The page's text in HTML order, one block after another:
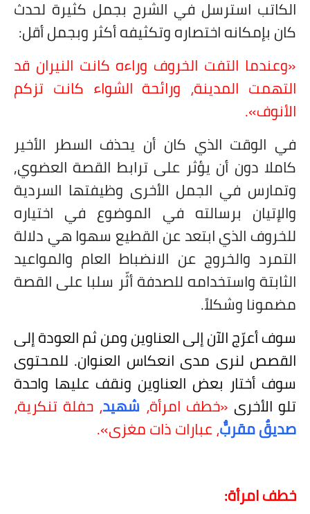
الكاتب استرسل في الشرح بجمل كثيرة لحدث
كان بإمكانه اختصاره وتكثيفه أكثر وبجمل أقل:
«وعندما التفت الخروف وراءه كانت النيران قد
التهمت المدينة، ورائحة الشواء كانت تزكم
الأنوف».
في الوقت الذي كان أن يحذف السطر الأخير
كاملا دون أن يؤثر على ترابط القصة العضوي,
وتمارس في الجمل الأخرى وظيفتها السردية
والإتيان برسالته في الموضوع في اختياره
للخروف الذي ابتعد عن القطيع سهوا هي دلالة
التمرد والخروج عن الانضباط العام والمواعيد
الثابتة واستخدامه للصدفة أثّر سلبا على القصة
مضمونا وشكلاً.
سوف أعرّج الآن إلى العناوين ومن ثم العودة إلى
القصص لنرى مدى انعكاس العنوان. للمحتوى
سوف أختار بعض العناوين ونقف عليها واحدة
تلو الأخرى «خطف امرأة، شهيد، حفلة تنكرية،
صديقٌ مقربٌّ، عبارات ذات مغزى».
خطف امرأة: